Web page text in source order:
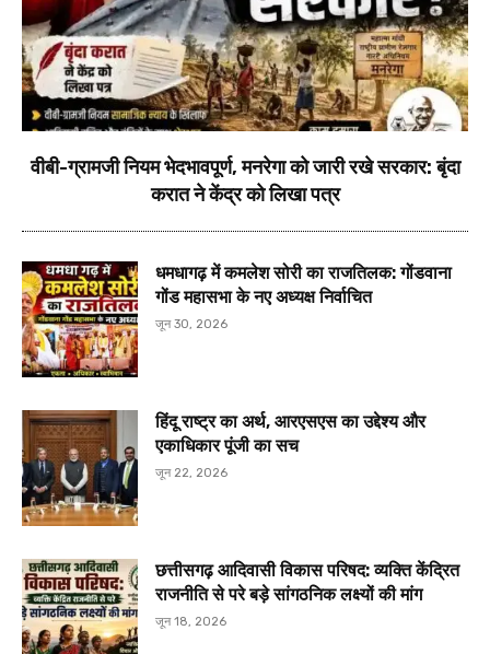
वीबी-ग्रामजी नियम भेदभावपूर्ण, मनरेगा को जारी रखे सरकार: बृंदा
करात ने केंद्र को लिखा पत्र
धमधागढ़ में कमलेश सोरी का राजतिलक: गोंडवाना
गोंड महासभा के नए अध्यक्ष निर्वाचित
जून 30, 2026
हिंदू राष्ट्र का अर्थ, आरएसएस का उद्देश्य और
एकाधिकार पूंजी का सच
जून 22, 2026
छत्तीसगढ़ आदिवासी विकास परिषद: व्यक्ति केंद्रित
राजनीति से परे बड़े सांगठनिक लक्ष्यों की मांग
जून 18, 2026